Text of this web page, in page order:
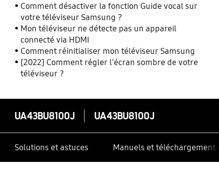
Comment désactiver la fonction Guide vocal sur
votre téléviseur Samsung ?
Mon téléviseur ne détecte pas un appareil
connecté via HDMI
Comment réinitialiser mon téléviseur Samsung
[2022] Comment régler l'écran sombre de votre
téléviseur ?
UA43BU8100J UA43BU8100J
Solutions et astuces Manuels et téléchargements